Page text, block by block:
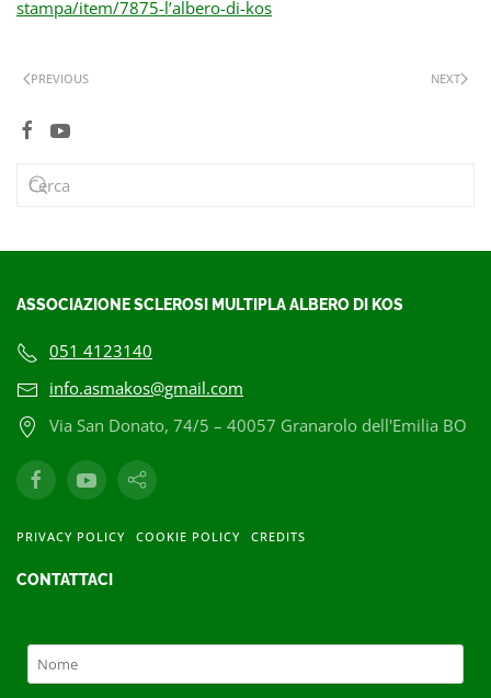
stampa/item/7875-l’albero-di-kos
PREVIOUS NEXT
ASSOCIAZIONE SCLEROSI MULTIPLA ALBERO DI KOS
051 4123140
info.asmakos@gmail.com
Via San Donato, 74/5 – 40057 Granarolo dell'Emilia BO
PRIVACY POLICY COOKIE POLICY CREDITS
CONTATTACI